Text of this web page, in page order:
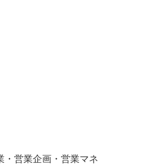
・営業企画・営業マネ